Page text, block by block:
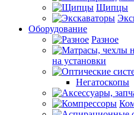
Щипцы
Оборудование
Разное
на установки
Негатоскопы